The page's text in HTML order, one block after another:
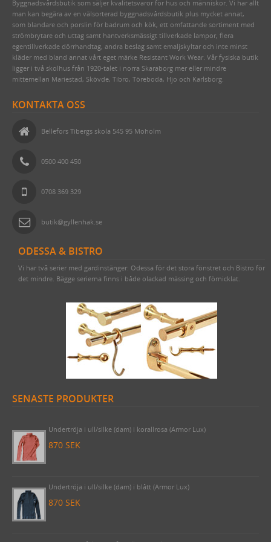
FONTINI - UTGÅENDE SORTIMENT
STRÖMBRYTARE & ELUTTAG FÖR IP44
FEDE (MÄSSING)
1950-TAL
RESERVDELAR TILL FOTOGENLAMPOR
FLÄTADE STÅLTRÅDSKORGAR (KORBO)
EMALJERAT FRÅN KOCKUMS JERNVERK
BLECKPLÅT
WILMAS NATURPRODUKTER
KAFFEBRYGGARE MED MERA
PRAKTISKA TING I HEMMET
TAPETER LIM & HANDTRYCK
TID & RUM
KULTURHISTORISK BOK
TVÅ GÅNGER CARL
MAKULATURPAPPER
TILLBEHÖR & VERKTYG
HANDSMIDD SVENSK SPIK
KLIPPSPIK
BYGGNADSSPIK
HANDSMIDDA, SVARTBRÄNDA SPIKAR
KOPPARSPIK KVADRAT
NUBB
FÖRNICKLAD MÄSSINGSSKRUV
FÖRNICKLAD STÅLSKRUV
TJÄRA, DREV OCH YLLESNÖREN
FÖNSTERVADD OCH FÖNSTERREMSOR
TJÄRPRODUKTER
LINDREV
DELIKATESSER & LIVSMEDEL
DELIKATESSLÅDOR
FRÅN HAVET
EMALJSKYLTAR, SIFFROR, BOKSTÄVER
EGNA EMALJSKYLTAR I VITT/SVART
SIFFROR OCH BOKSTÄVER I MÄSSING
GJUTNA SKYLTAR MÄSSING & NICKEL
VERKTYG & YXOR
SPEEDHEATER (FÄRGBORTTAGNING)
BRYNEN
WEBBUTIK
KONTAKTA OSS
Byggnadsvårdsbutik som säljer kvalitetsvaror för hus och människor. Vi har allt
man kan begära av en välsorterad byggnadsvårdsbutik plus mycket annat,
som blandare och porslin för badrum och kök, ett omfattande sortiment med
strömbrytare och uttag samt hantverksmässigt tillverkade lampor, flera
egentillverkade dörrhandtag, andra beslag samt emaljskyltar och inte minst
kläder med bland annat vårt eget märke Resistant Work Wear. Vår fysiska butik
ligger i två skolhus från 1920-talet i norra Skaraborg mer eller mindre
mittemellan Mariestad, Skövde, Tibro, Töreboda, Hjo och Karlsborg.
KONTAKTA OSS
Bellefors Tibergs skola 545 95 Moholm
0500 400 450
0708 369 329
butik@gyllenhak.se
ODESSA & BISTRO
Vi har två serier med gardinstänger: Odessa för det stora fönstret och Bistro för
det mindre. Bägge serierna finns i både olackad mässing och förnicklat.
SENASTE PRODUKTER
& ändknoppar nickel
2620 SEK
Undertröja i ull/silke (dam) i korallrosa (Armor Lux)
870 SEK